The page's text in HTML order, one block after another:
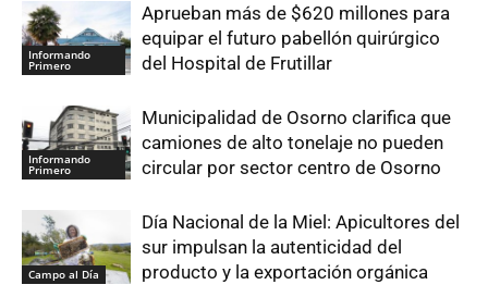
Informando
Primero
Aprueban más de $620 millones para
equipar el futuro pabellón quirúrgico
del Hospital de Frutillar
Informando
Primero
Municipalidad de Osorno clarifica que
camiones de alto tonelaje no pueden
circular por sector centro de Osorno
Campo al Día
Día Nacional de la Miel: Apicultores del
sur impulsan la autenticidad del
producto y la exportación orgánica